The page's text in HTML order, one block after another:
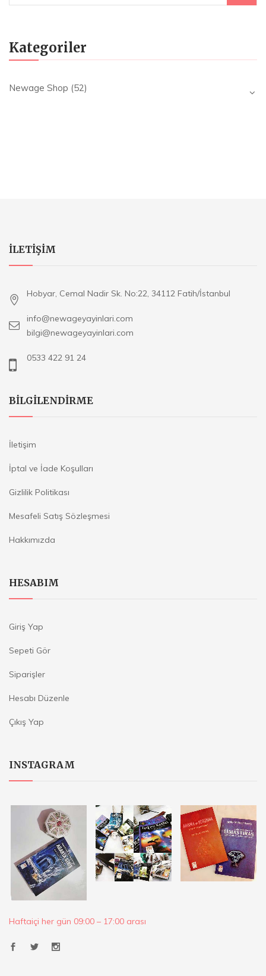
Kategoriler
Newage Shop (52)
ILETIŞIM
Hobyar, Cemal Nadir Sk. No:22, 34112 Fatih/İstanbul
info@newageyayinlari.com
bilgi@newageyayinlari.com
0533 422 91 24
BILGILENDIRME
İletişim
İptal ve İade Koşulları
Gizlilik Politikası
Mesafeli Satış Sözleşmesi
Hakkımızda
HESABIM
Giriş Yap
Sepeti Gör
Siparişler
Hesabı Düzenle
Çıkış Yap
INSTAGRAM
Haftaiçi her gün 09:00 – 17:00 arası